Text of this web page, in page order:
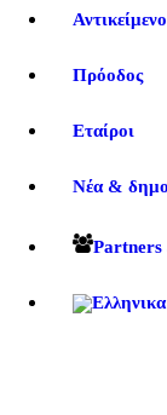
Πρόοδος
Εταίροι
Νέα &
Partners